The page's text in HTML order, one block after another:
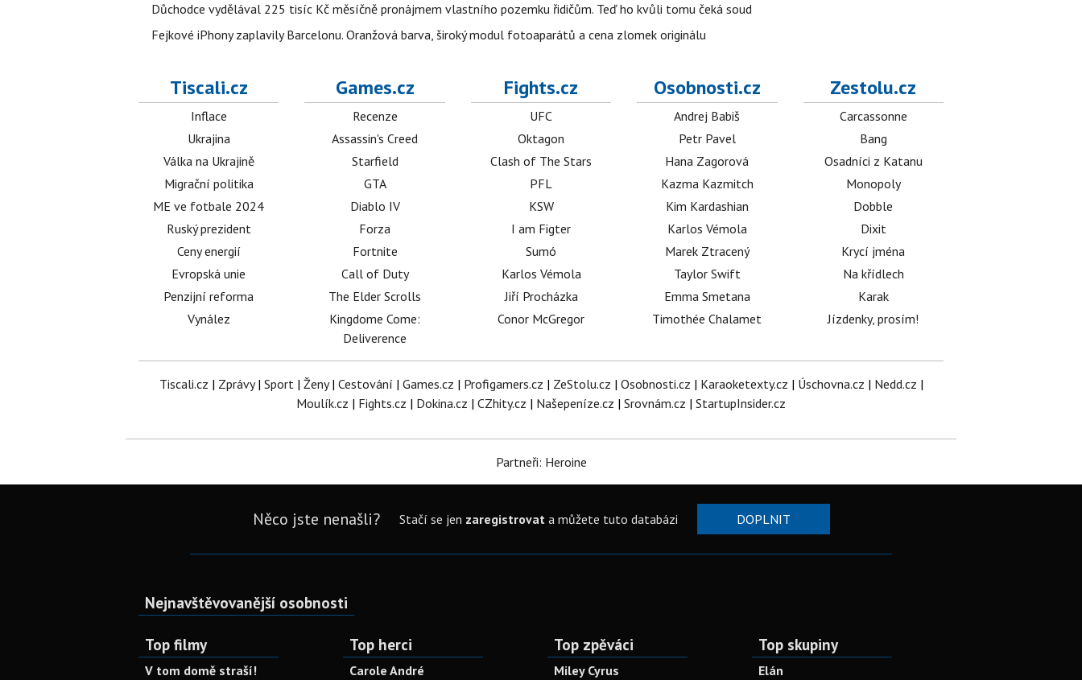
Důchodce vydělával 225 tisíc Kč měsíčně pronájmem vlastního pozemku řidičům. Teď ho kvůli tomu čeká soud
Fejkové iPhony zaplavily Barcelonu. Oranžová barva, široký modul fotoaparátů a cena zlomek originálu
Tiscali.cz
Inflace
Ukrajina
Válka na Ukrajině
Migrační politika
ME ve fotbale 2024
Ruský prezident
Ceny energií
Evropská unie
Penzijní reforma
Vynález
Games.cz
Recenze
Assassin's Creed
Starfield
GTA
Diablo IV
Forza
Fortnite
Call of Duty
The Elder Scrolls
Kingdome Come:
Deliverence
Fights.cz
UFC
Oktagon
Clash of The Stars
PFL
KSW
I am Figter
Sumó
Karlos Vémola
Jiří Procházka
Conor McGregor
Osobnosti.cz
Andrej Babiš
Petr Pavel
Hana Zagorová
Kazma Kazmitch
Kim Kardashian
Karlos Vémola
Marek Ztracený
Taylor Swift
Emma Smetana
Timothée Chalamet
Zestolu.cz
Carcassonne
Bang
Osadníci z Katanu
Monopoly
Dobble
Dixit
Krycí jména
Na křídlech
Karak
Jízdenky, prosím!
Tiscali.cz | Zprávy| Sport| Ženy| Cestování | Games.cz | Profigamers.cz | ZeStolu.cz | Osobnosti.cz | Karaoketexty.cz | Úschovna.cz | Nedd.cz |
Moulík.cz | Fights.cz | Dokina.cz | CZhity.cz | Našepeníze.cz | Srovnám.cz | StartupInsider.cz
Partneři: Heroine
Něco jste nenašli? Stačí se jen zaregistrovata můžete tuto databázi DOPLNIT
Nejnavštěvovanější osobnosti
Top filmy
V tom domě straší!
Top herci
Carole André
Top zpěváci
Miley Cyrus
Top skupiny
Elán